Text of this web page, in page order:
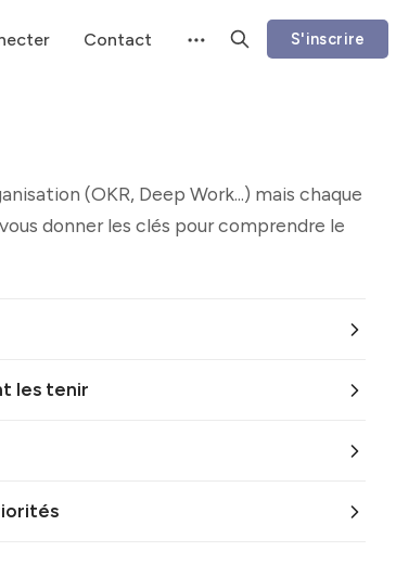
Contact S'inscrire
(OKR, Deep Work...) mais chaque
donner les clés pour comprendre le
les tenir